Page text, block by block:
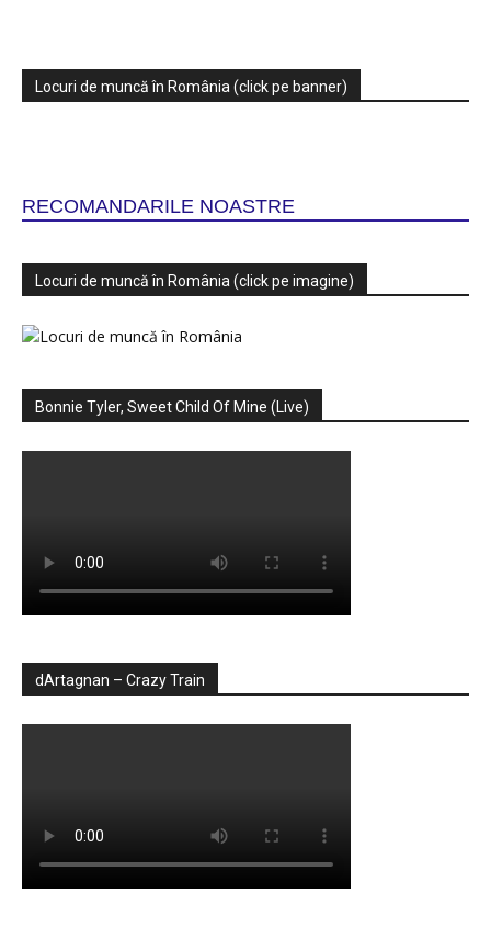
Locuri de muncă în România (click pe banner)
RECOMANDARILE NOASTRE
Locuri de muncă în România (click pe imagine)
Bonnie Tyler, Sweet Child Of Mine (Live)
dArtagnan – Crazy Train